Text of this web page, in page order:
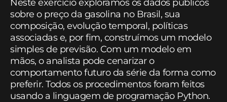
Neste exercício exploramos os dados públicos
sobre o preço da gasolina no Brasil, sua
composição, evolução temporal, políticas
associadas e, por fim, construímos um modelo
simples de previsão. Com um modelo em
mãos, o analista pode cenarizar o
comportamento futuro da série da forma como
preferir. Todos os procedimentos foram feitos
usando a linguagem de programação Python.